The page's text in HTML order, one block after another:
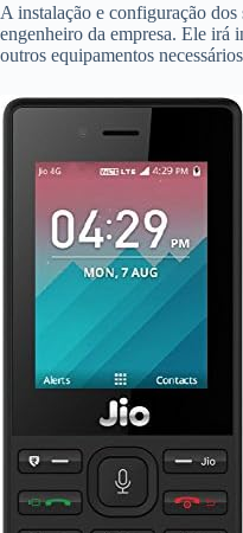
A instalação e configuração
engenheiro da empresa. Ele irá
outros equipamentos